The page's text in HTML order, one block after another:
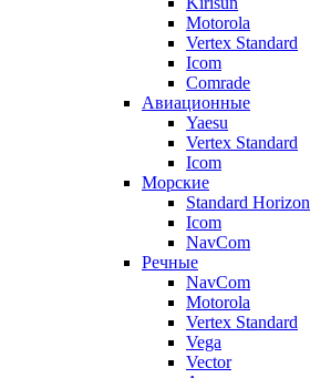
Motorola
Vertex Standard
Icom
Comrade
Авиационные
Yaesu
Vertex Standard
Icom
Морские
Standard Horizon
Icom
NavCom
Речные
NavCom
Motorola
Vertex Standard
Vega
Vector